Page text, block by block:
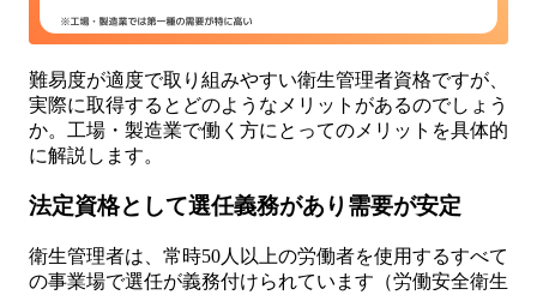
難易度が適度で取り組みやすい衛生管理者資格ですが、
実際に取得するとどのようなメリットがあるのでしょう
か。工場・製造業で働く方にとってのメリットを具体的
に解説します。
法定資格として選任義務があり需要が安定
衛生管理者は、常時50人以上の労働者を使用するすべて
の事業場で選任が義務付けられています（労働安全衛生